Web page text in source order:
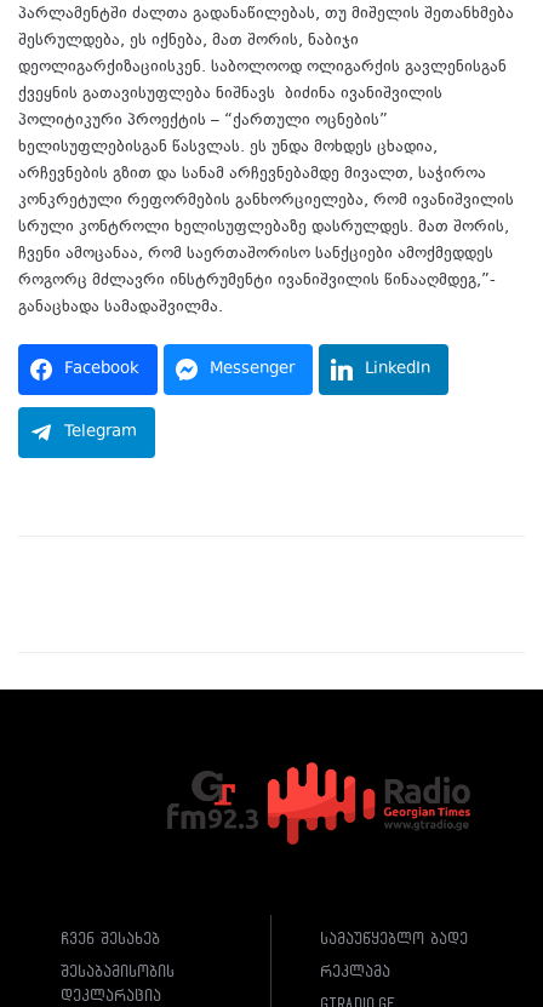
პარლამენტში ძალთა გადანაწილებას, თუ მიშელის შეთანხმება
შესრულდება, ეს იქნება, მათ შორის, ნაბიჯი
დეოლიგარქიზაციისკენ. საბოლოოდ ოლიგარქის გავლენისგან
ქვეყნის გათავისუფლება ნიშნავს ბიძინა ივანიშვილის
პოლიტიკური პროექტის – “ქართული ოცნების”
ხელისუფლებისგან წასვლას. ეს უნდა მოხდეს ცხადია,
არჩევნების გზით და სანამ არჩევნებამდე მივალთ, საჭიროა
კონკრეტული რეფორმების განხორციელება, რომ ივანიშვილის
სრული კონტროლი ხელისუფლებაზე დასრულდეს. მათ შორის,
ჩვენი ამოცანაა, რომ საერთაშორისო სანქციები ამოქმედდეს
როგორც მძლავრი ინსტრუმენტი ივანიშვილის წინააღმდეგ,”-
განაცხადა სამადაშვილმა.
Facebook Messenger LinkedIn
Telegram
ჩვენ შესახებ
შესაბამისობის
დეკლარაცია
სამაუწყებლო ბადე
რეკლამა